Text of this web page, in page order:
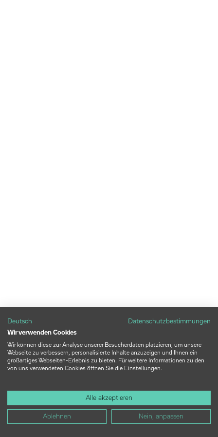
Deutsch
Datenschutzbestimmungen
Wir verwenden Cookies
Wir können diese zur Analyse unserer Besucherdaten platzieren, um unsere
Webseite zu verbessern, personalisierte Inhalte anzuzeigen und Ihnen ein
großartiges Webseiten-Erlebnis zu bieten. Für weitere Informationen zu den
von uns verwendeten Cookies öffnen Sie die Einstellungen.
Alle akzeptieren
Ablehnen Nein, anpassen